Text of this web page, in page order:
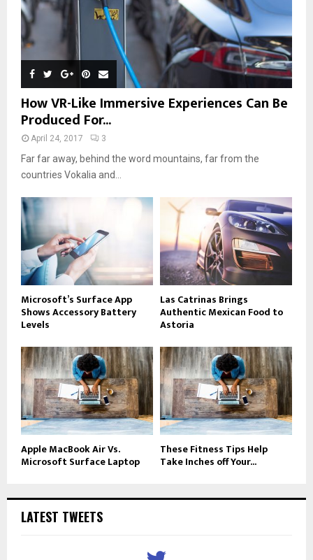
How VR-Like Immersive Experiences Can Be
Produced For...
April 24, 2017 3
Far far away, behind the word mountains, far from the
countries Vokalia and...
Microsoft’s Surface App
Shows Accessory Battery
Levels
Las Catrinas Brings
Authentic Mexican Food to
Astoria
Apple MacBook Air Vs.
Microsoft Surface Laptop
These Fitness Tips Help
Take Inches off Your...
LATEST TWEETS